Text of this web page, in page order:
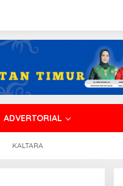
ADVERTORIAL
KALTARA